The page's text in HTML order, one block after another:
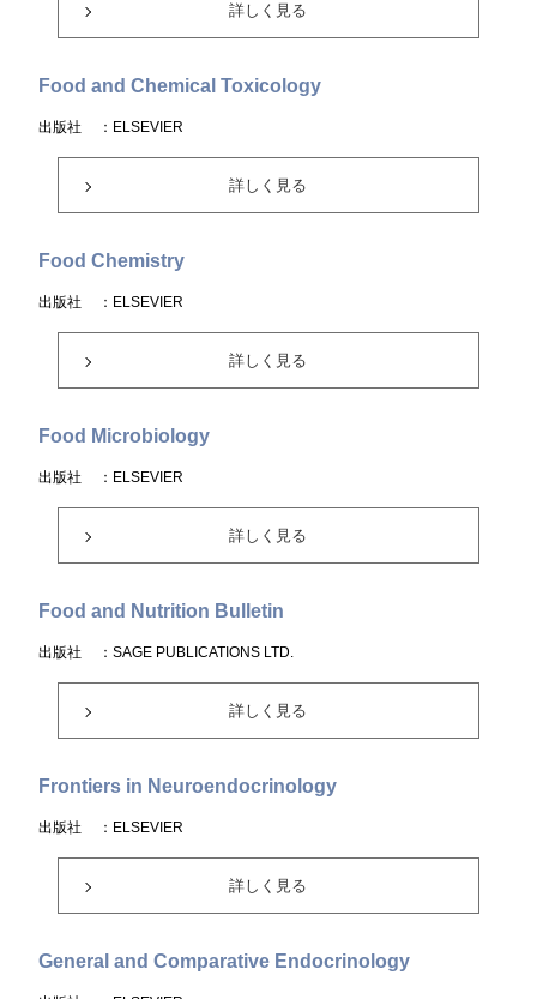
詳しく見る
Food and Chemical Toxicology
出版社 ：ELSEVIER
詳しく見る
Food Chemistry
出版社 ：ELSEVIER
詳しく見る
Food Microbiology
出版社 ：ELSEVIER
詳しく見る
Food and Nutrition Bulletin
出版社 ：SAGE PUBLICATIONS LTD.
詳しく見る
Frontiers in Neuroendocrinology
出版社 ：ELSEVIER
詳しく見る
General and Comparative Endocrinology